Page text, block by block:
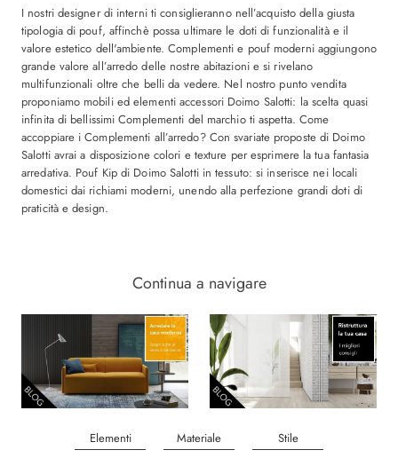
I nostri designer di interni ti consiglieranno nell’acquisto della giusta
tipologia di pouf, affinchè possa ultimare le doti di funzionalità e il
valore estetico dell'ambiente. Complementi e pouf moderni aggiungono
grande valore all’arredo delle nostre abitazioni e si rivelano
multifunzionali oltre che belli da vedere. Nel nostro punto vendita
proponiamo mobili ed elementi accessori Doimo Salotti: la scelta quasi
infinita di bellissimi Complementi del marchio ti aspetta. Come
accoppiare i Complementi all’arredo? Con svariate proposte di Doimo
Salotti avrai a disposizione colori e texture per esprimere la tua fantasia
arredativa. Pouf Kip di Doimo Salotti in tessuto: si inserisce nei locali
domestici dai richiami moderni, unendo alla perfezione grandi doti di
praticità e design.
Continua a navigare
Elementi Materiale Stile